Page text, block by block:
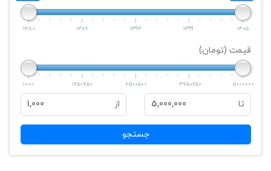
1380 1386 1393 1399 1405
قیمت (تومان)
1000 1250750 2500500 3750250 5000000
تا 5,000,000 از 1,000
جستجو